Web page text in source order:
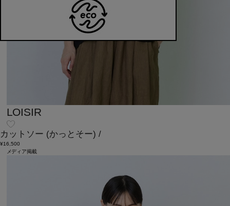
LOISIR
カットソー (かっとそー) /
¥16,500
メディア掲載